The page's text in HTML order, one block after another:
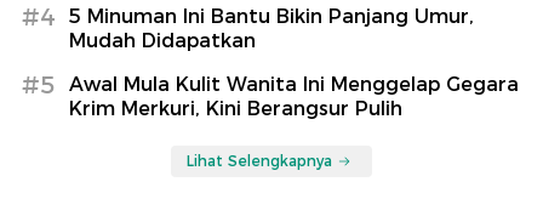
#4
5 Minuman Ini Bantu Bikin Panjang Umur,
Mudah Didapatkan
#5
Awal Mula Kulit Wanita Ini Menggelap Gegara
Krim Merkuri, Kini Berangsur Pulih
Lihat Selengkapnya